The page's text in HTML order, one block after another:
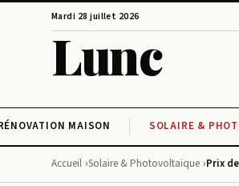
Mardi 28 juillet 2026
Lunc
MAISON SOLAIRE &
Accueil Solaire & Photovoltaïque Prix